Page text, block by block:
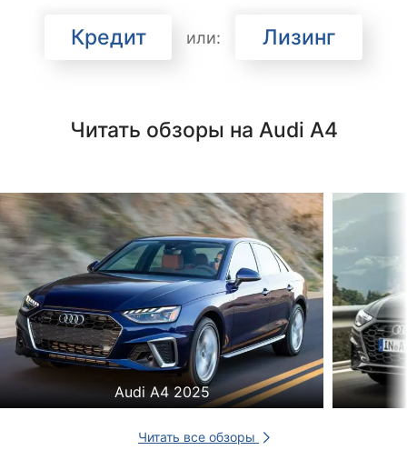
Кредит или: Лизинг
Читать обзоры на Audi A4
Audi A4 2025
Читать все обзоры